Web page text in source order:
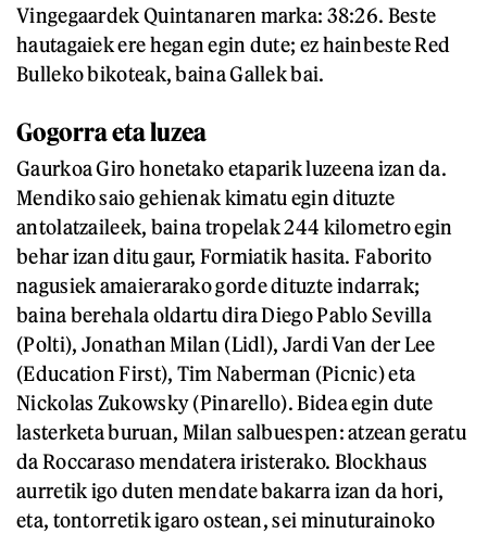
Vingegaardek Quintanaren marka: 38:26. Beste
hautagaiek ere hegan egin dute; ez hainbeste Red
Bulleko bikoteak, baina Gallek bai.
Gogorra eta luzea
Gaurkoa Giro honetako etaparik luzeena izan da.
Mendiko saio gehienak kimatu egin dituzte
antolatzaileek, baina tropelak 244 kilometro egin
behar izan ditu gaur, Formiatik hasita. Faborito
nagusiek amaierarako gorde dituzte indarrak;
baina berehala oldartu dira Diego Pablo Sevilla
(Polti), Jonathan Milan (Lidl), Jardi Van der Lee
(Education First), Tim Naberman (Picnic) eta
Nickolas Zukowsky (Pinarello). Bidea egin dute
lasterketa buruan, Milan salbuespen: atzean geratu
da Roccaraso mendatera iristerako. Blockhaus
aurretik igo duten mendate bakarra izan da hori,
eta, tontorretik igaro ostean, sei minuturainoko